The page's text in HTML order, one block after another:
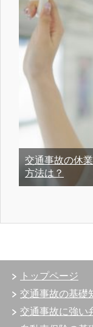
交通事故の休
方法は？
トップページ
交通事故の基礎
交通事故に強い